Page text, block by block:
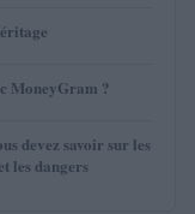
MoneyGram ?
devez savoir sur les
les dangers